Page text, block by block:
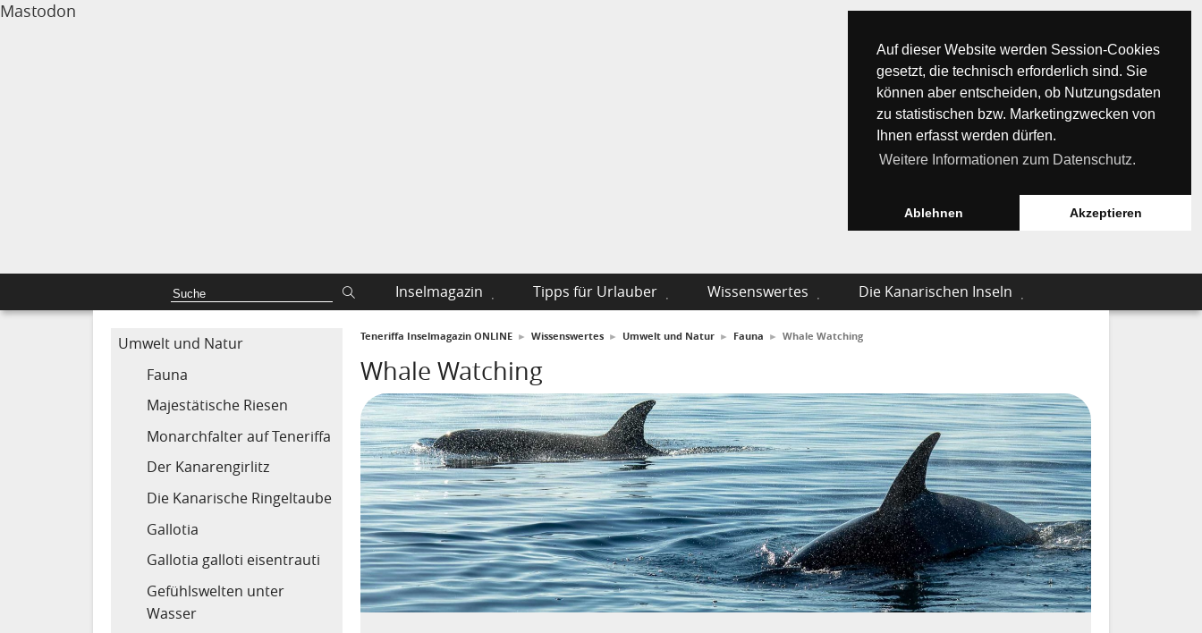
Auf dieser Website werden Session-Cookies
gesetzt, die technisch erforderlich sind. Sie
können aber entscheiden, ob Nutzungsdaten
zu statistischen bzw. Marketingzwecken von
Ihnen erfasst werden dürfen.
Weitere Informationen zum Datenschutz.
Ablehnen Akzeptieren
Mastodon
Inselmagazin Tipps für Urlauber Wissenswertes Die Kanarischen Inseln
Umwelt und Natur
Fauna
Majestätische Riesen
Monarchfalter auf Teneriffa
Der Kanarengirlitz
Die Kanarische Ringeltaube
Gallotia
Gallotia galloti eisentrauti
Gefühlswelten unter
Wasser
Teneriffa Inselmagazin ONLINE ► Wissenswertes ► Umwelt und Natur ► Fauna ► Whale Watching
Whale Watching